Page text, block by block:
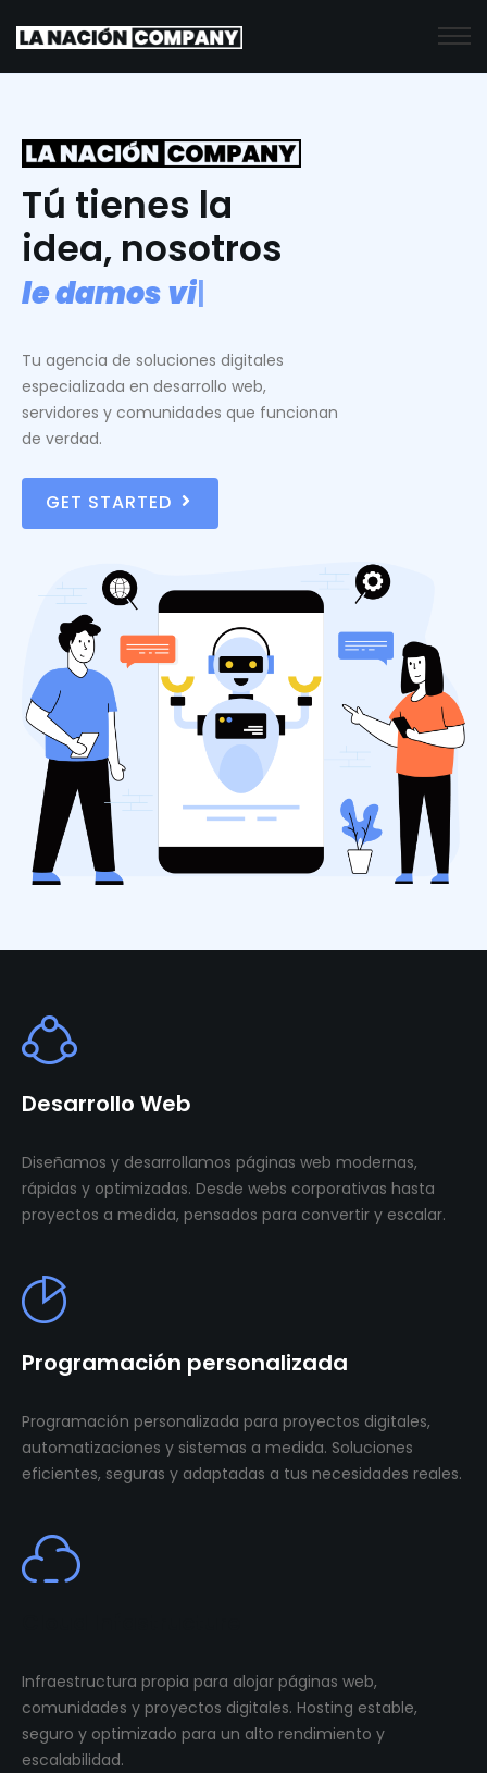
Tú tienes la
idea, nosotros
ledamosvid
Tu agencia de soluciones digitales
especializada en desarrollo web,
servidores y comunidades que funcionan
de verdad.
GET STARTED
Desarrollo Web
Diseñamos y desarrollamos páginas web modernas,
rápidas y optimizadas. Desde webs corporativas hasta
proyectos a medida, pensados para convertir y escalar.
Programación personalizada
Programación personalizada para proyectos digitales,
automatizaciones y sistemas a medida. Soluciones
eficientes, seguras y adaptadas a tus necesidades reales.
Infraestructura propia para alojar páginas web,
comunidades y proyectos digitales. Hosting estable,
seguro y optimizado para un alto rendimiento y
escalabilidad.